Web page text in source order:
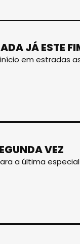
JÁ ESTE
em estradas
VEZ
a última especial